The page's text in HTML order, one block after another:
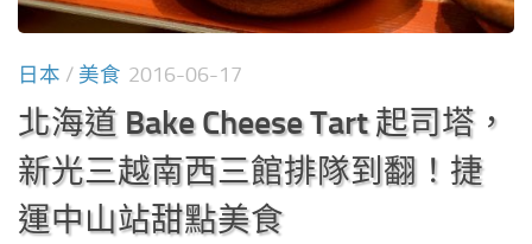
日本 / 美食 2016-06-17
北海道 Bake Cheese Tart 起司塔，
新光三越南西三館排隊到翻！捷
運中山站甜點美食